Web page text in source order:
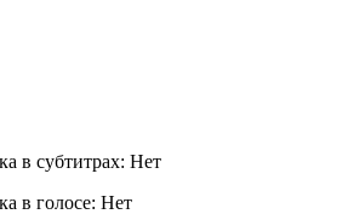
в субтитрах: Нет
в голосе: Нет